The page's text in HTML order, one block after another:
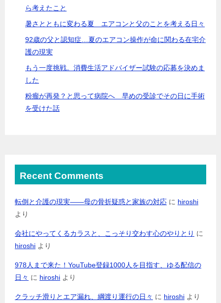
ら考えたこと
暑さとともに変わる夏 エアコンと父のことを考える日々
92歳の父と認知症…夏のエアコン操作が命に関わる在宅介
護の現実
もう一度挑戦。消費生活アドバイザー試験の応募を決めま
した
粉瘤が再発？と思って病院へ 早めの受診でその日に手術
を受けた話
Recent Comments
転倒と介護の現実――母の骨折疑惑と家族の対応 に hiroshi
より
会社にやってくるカラスと、こっそり交わす心のやりとり に
hiroshi より
978人まで来た！YouTube登録1000人を目指す、ゆる配信の
日々 に hiroshi より
クラッチ滑りとエア漏れ、綱渡り運行の日々 に hiroshi より